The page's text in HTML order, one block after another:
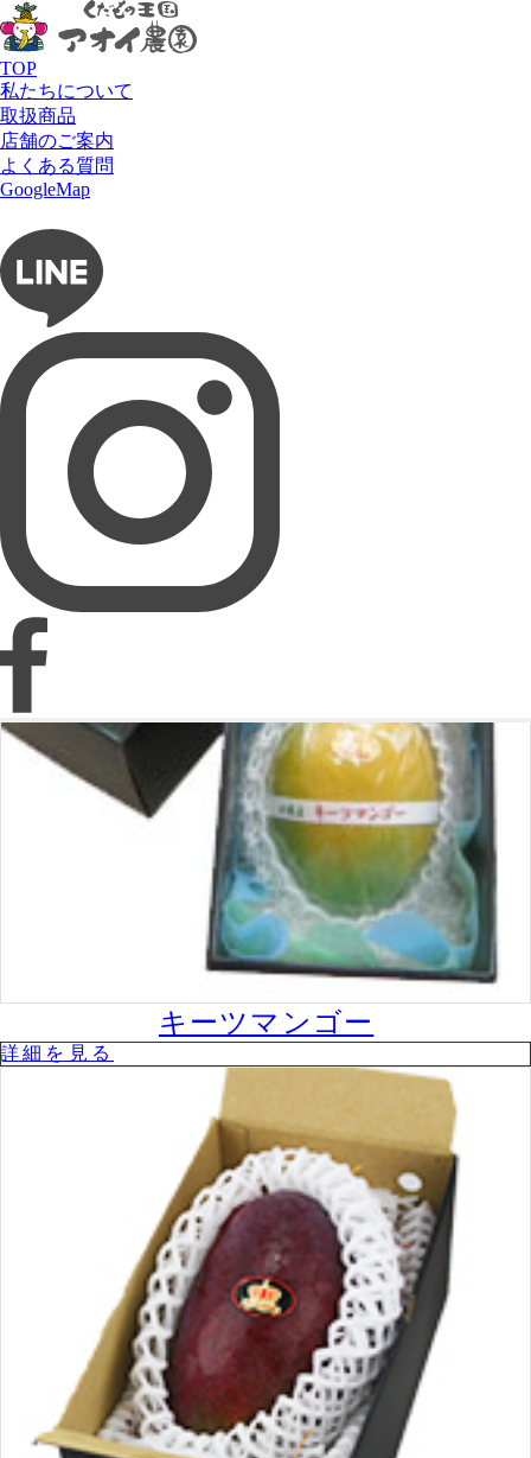
TOP
私たちについて
取扱商品
フルーツショップ アオイ農園
タルト専門店 Lumière du ciel
ネットショップ 愛の果実
店舗のご案内
よくある質問
GoogleMap
HOME 商品
マンゴー
全ての商品
いちご
さくらんぼ
すいか
その他果物
ぶどう
りんご
メロン
柑橘
柿
桃
販売中のフルーツ
アップルマンゴー
キーツマンゴー
神内マンゴー
マンゴー
キーツマンゴー
詳細を⾒る